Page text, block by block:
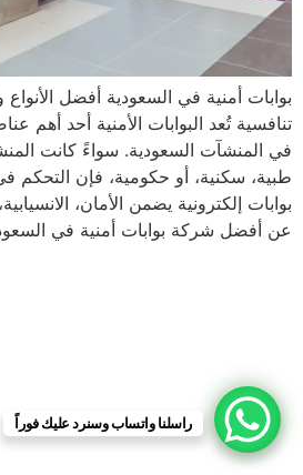
بوابات أمنية في السعودية أفضل الأنواع
تنافسية تُعد البوابات الأمنية أحد أهم
في المنشآت السعودية. سواءً كانت
طبية، سكنية، أو حكومية، فإن التحكم
بوابات إلكترونية يضمن الأمان،
عن أفضل شركة بوابات أمنية في
راسلنا واتساب وسنرد عليك فوراً